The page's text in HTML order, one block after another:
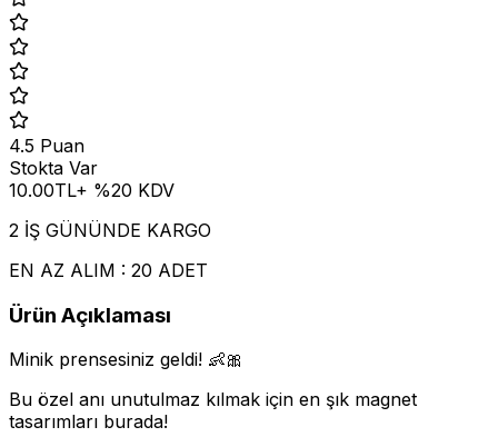
4.5 Puan
Stokta Var
10.00TL+ %20 KDV
2 İŞ GÜNÜNDE KARGO
EN AZ ALIM : 20 ADET
Ürün Açıklaması
Minik prensesiniz geldi! 👶🎀
Bu özel anı unutulmaz kılmak için en şık magnet
tasarımları burada!